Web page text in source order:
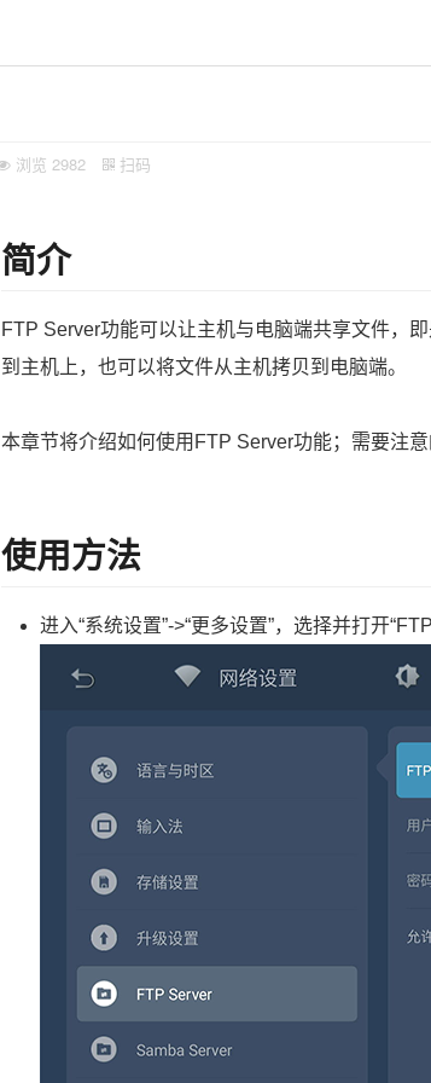
浏览 2982 扫码
简介
FTP Server功能可以让主机与电脑端共享文件，
到主机上，也可以将文件从主机拷贝到电脑端。
本章节将介绍如何使用FTP Server功能；需要注
使用方法
进入“系统设置”->“更多设置”，选择并打开“FTP